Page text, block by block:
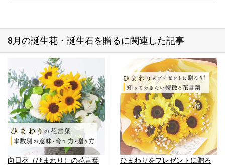
8月の誕生花・誕生石を贈るに関連した記事
向日葵（ひまわり）の花言葉
ひまわりをプレゼントに贈ろ